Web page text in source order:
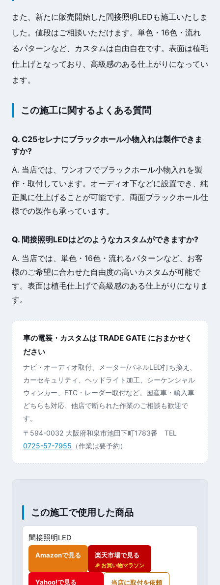
また、新たに販売開始した間接照明LEDも施工いたしま
した。値段はご相談いただけます。単色・16色・流れ
るパターンなど、カスタムは自由自在です。表面は植毛
仕上げとなっており、高級感のある仕上がりになってい
ます。
この施工に関するよくある質問
Q. C25セレナにブラックホール小物入れは製作できま
すか?
A. 当店では、ワンオフでブラックホール小物入れを製
作・取付しています。オーディオ下などに設置でき、純
正風に仕上げることが可能です。両面ブラックホール仕
様での製作も承っています。
Q. 間接照明LEDはどのようなカスタムができますか?
A. 当店では、単色・16色・流れるパターンなど、お客
様のご希望に合わせた自由度の高いカスタムが可能で
す。表面は植毛仕上げで高級感のある仕上がりになりま
す。
車の電装・カスタムは TRADE GATE におまかせく
ださい
ナビ・オーディオ取付、メーター/パネルLED打ち換え、
カーセキュリティ、ヘッドライト加工、シーケンシャル
ウィンカー、ETC・レーダー取付など。国産車・輸入車
どちらも対応、他店で断られた作業のご相談も歓迎で
す。
〒594-0032 大阪府和泉市池田下町1783番 TEL
0725-57-7955 （作業は要予約）
この施工で使用した商品
間接照明LED
Amazonで見る 楽天市場で見る
🎉 お買い物マラソン
Yahoo!で見る 当店に取付を依頼